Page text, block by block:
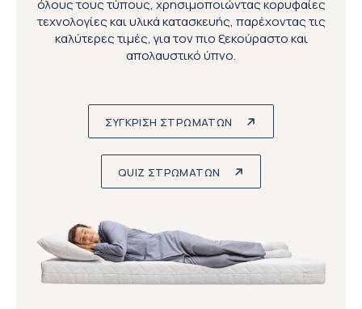
όλους τους τύπους, χρησιμοποιώντας κορυφαίες
τεχνολογίες και υλικά κατασκευής, παρέχοντας τις
καλύτερες τιμές, για τον πιο ξεκούραστο και
απολαυστικό ύπνο.
ΣΥΓΚΡΙΣΗ ΣΤΡΩΜΑΤΩΝ
QUIZ ΣΤΡΩΜΑΤΩΝ